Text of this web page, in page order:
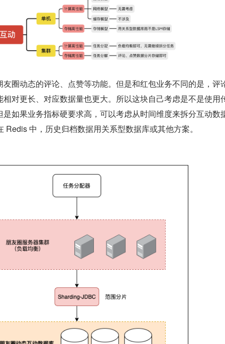
对更长、对应数据量也更大。所以这块自己考虑是不是使用
如果业务指标硬要求高，可以考虑从时间维度来拆分互动数
Redis 中，历史归档数据用关系型数据库或其他方案。